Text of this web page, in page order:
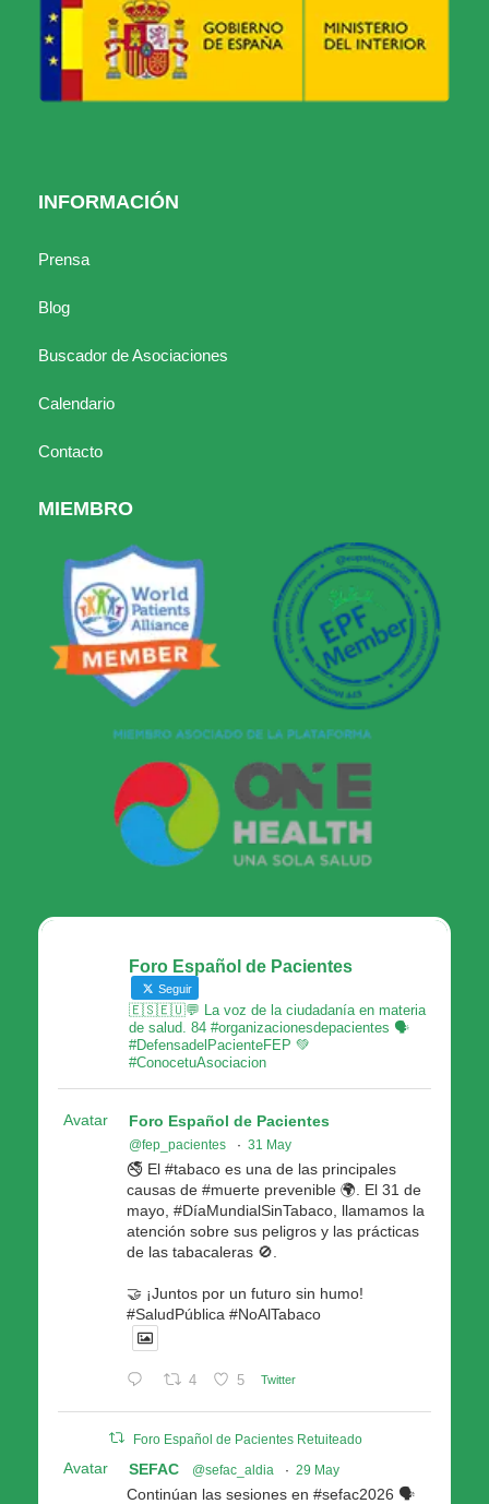
INFORMACIÓN
Prensa
Blog
Buscador de Asociaciones
Calendario
Contacto
MIEMBRO
Foro Español de Pacientes
Seguir
🇪🇸🇪🇺💬 La voz de la ciudadanía en materia
de salud. 84 #organizacionesdepacientes 🗣
#DefensadelPacienteFEP 💚
#ConocetuAsociacion
Avatar Foro Español de Pacientes
@fep_pacientes · 31 May
🚭 El #tabaco es una de las principales
causas de #muerte prevenible 🌍. El 31 de
mayo, #DíaMundialSinTabaco, llamamos la
atención sobre sus peligros y las prácticas
de las tabacaleras 🚫.
🤝 ¡Juntos por un futuro sin humo!
#SaludPública #NoAlTabaco
4 5 Twitter
Foro Español de Pacientes Retuiteado
Avatar SEFAC @sefac_aldia · 29 May
Continúan las sesiones en #sefac2026 🗣️